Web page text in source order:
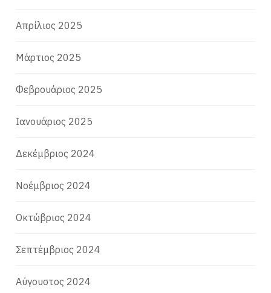
Απρίλιος 2025
Μάρτιος 2025
Φεβρουάριος 2025
Ιανουάριος 2025
Δεκέμβριος 2024
Νοέμβριος 2024
Οκτώβριος 2024
Σεπτέμβριος 2024
Αύγουστος 2024